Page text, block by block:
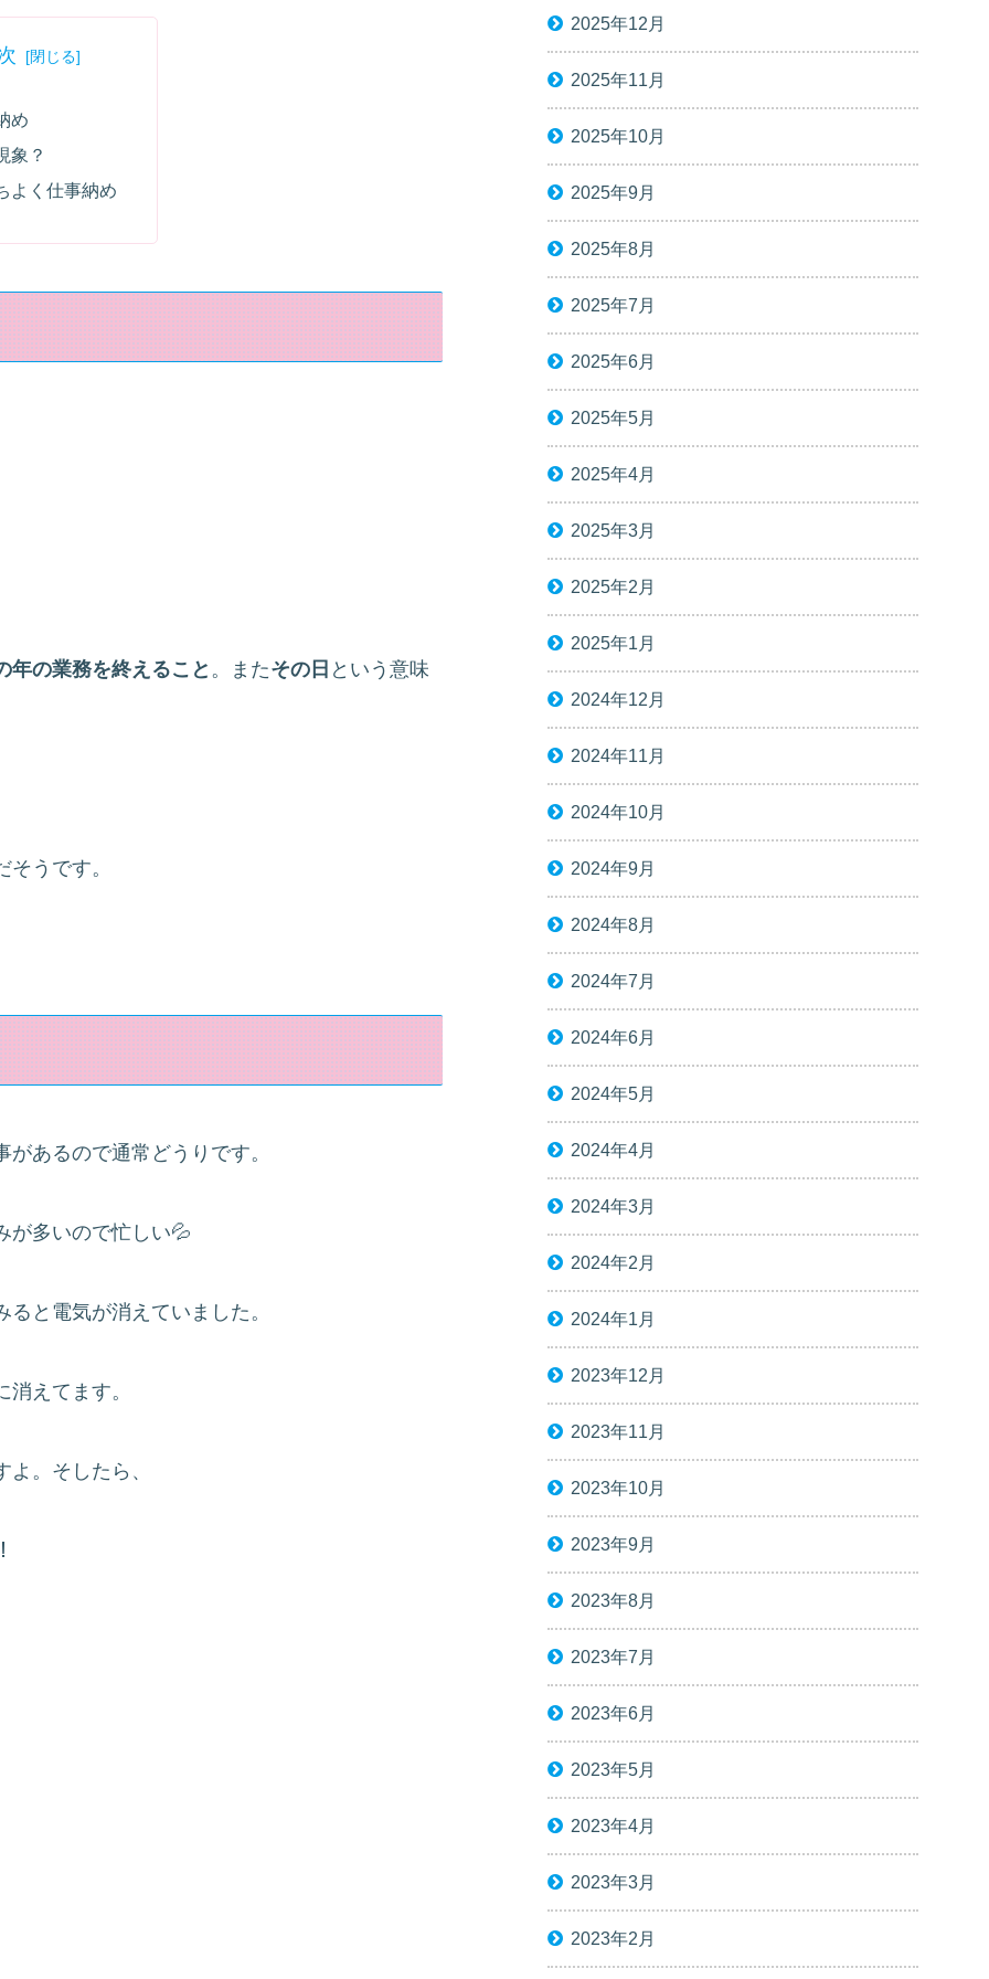
め
象？
よく仕事納め
年の業務を終えること 。またその日 という意味
そうです。
あるので通常どうりです。
が多いので忙しい💦
と電気が消えていました。
えてます。
。そしたら、
2025年12月
2025年11月
2025年10月
2025年9月
2025年8月
2025年7月
2025年6月
2025年5月
2025年4月
2025年3月
2025年2月
2025年1月
2024年12月
2024年11月
2024年10月
2024年9月
2024年8月
2024年7月
2024年6月
2024年5月
2024年4月
2024年3月
2024年2月
2024年1月
2023年12月
2023年11月
2023年10月
2023年9月
2023年8月
2023年7月
2023年6月
2023年5月
2023年4月
2023年3月
2023年2月